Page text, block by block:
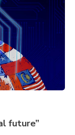
future”